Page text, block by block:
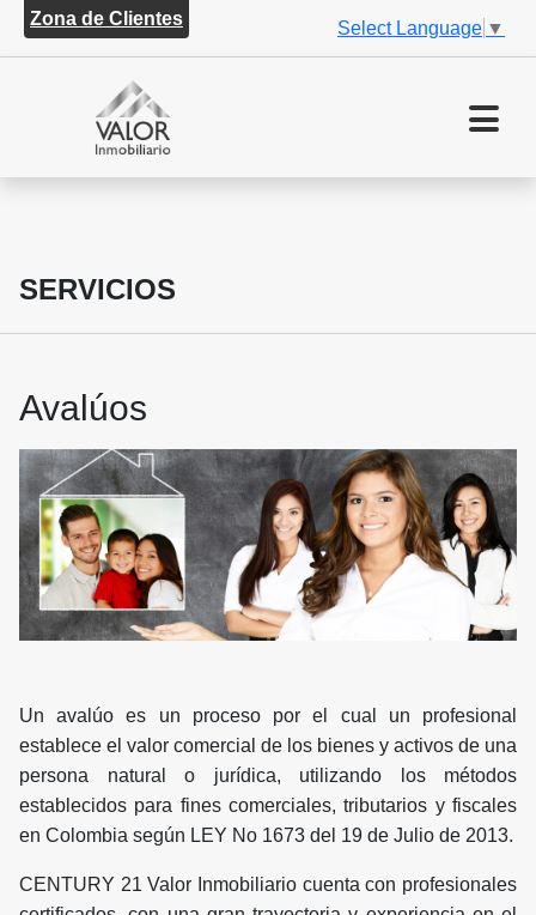
Zona de Clientes Select Language ▼
SERVICIOS
Avalúos
Un avalúo es un proceso por el cual un profesional
establece el valor comercial de los bienes y activos de una
persona natural o jurídica, utilizando los métodos
establecidos para fines comerciales, tributarios y fiscales
en Colombia según LEY No 1673 del 19 de Julio de 2013.
CENTURY 21 Valor Inmobiliario cuenta con profesionales